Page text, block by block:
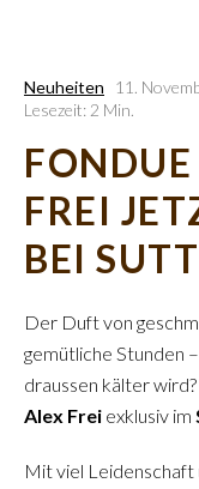
Neuheiten
11.
Lesezeit: 2 Min.
FREI
BEI
Der Duft von
gemütliche Stunden
draussen kälter wird?
Alex Frei exklusiv im
Mit viel Leidenschaft